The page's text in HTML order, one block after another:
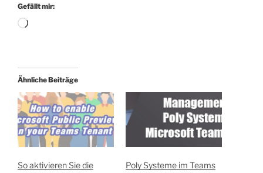
Gefällt mir:
Wird
Ähnliche Beiträge
So aktivieren Sie die
Poly Systeme im Teams